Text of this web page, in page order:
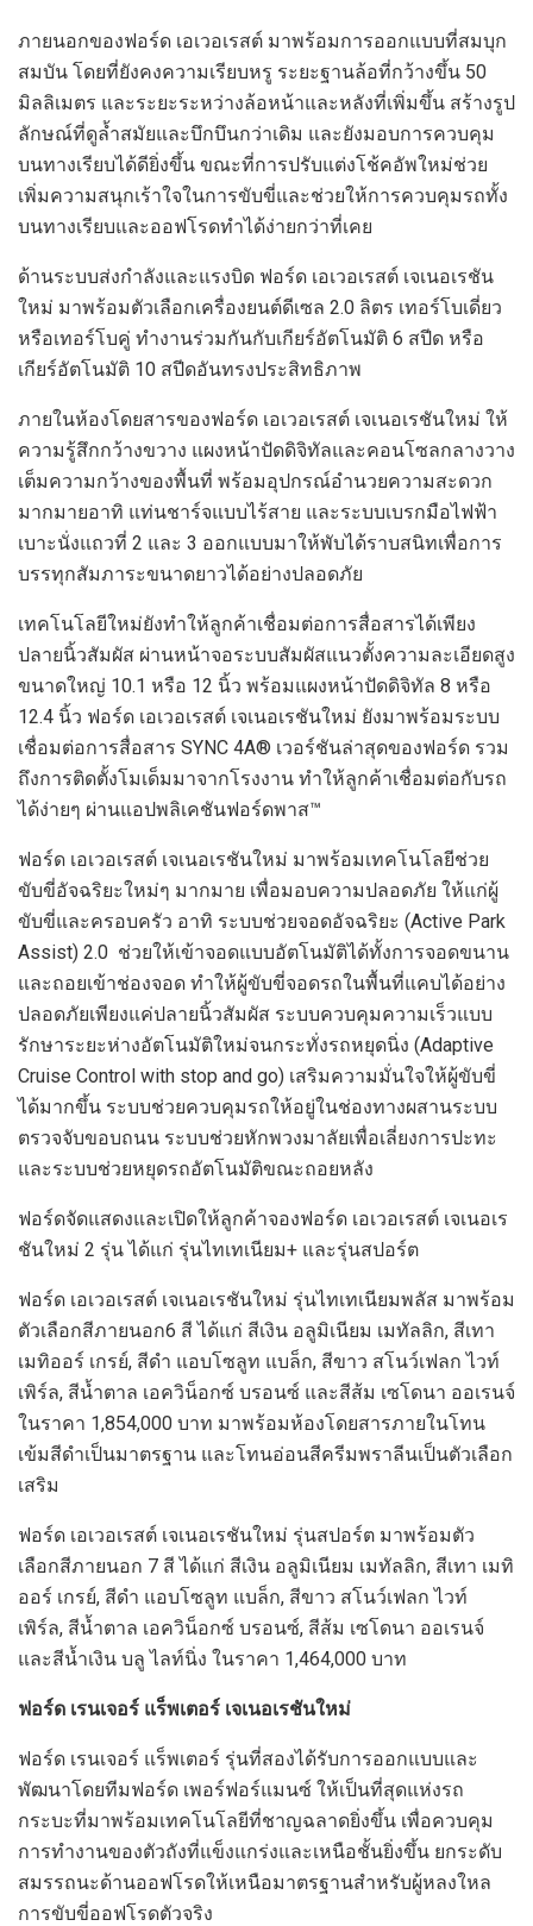
ภายนอกของฟอร์ด เอเวอเรสต์ มาพร้อมการออกแบบที่สมบุก
สมบัน โดยที่ยังคงความเรียบหรู ระยะฐานล้อที่กว้างขึ้น 50
มิลลิเมตร และระยะระหว่างล้อหน้าและหลังที่เพิ่มขึ้น สร้างรูป
ลักษณ์ที่ดูล้ำสมัยและบึกบึนกว่าเดิม และยังมอบการควบคุม
บนทางเรียบได้ดียิ่งขึ้น ขณะที่การปรับแต่งโช้คอัพใหม่ช่วย
เพิ่มความสนุกเร้าใจในการขับขี่และช่วยให้การควบคุมรถทั้ง
บนทางเรียบและออฟโรดทำได้ง่ายกว่าที่เคย
ด้านระบบส่งกำลังและแรงบิด ฟอร์ด เอเวอเรสต์ เจเนอเรชัน
ใหม่ มาพร้อมตัวเลือกเครื่องยนต์ดีเซล 2.0 ลิตร เทอร์โบเดี่ยว
หรือเทอร์โบคู่ ทำงานร่วมกันกับเกียร์อัตโนมัติ 6 สปีด หรือ
เกียร์อัตโนมัติ 10 สปีดอันทรงประสิทธิภาพ
ภายในห้องโดยสารของฟอร์ด เอเวอเรสต์ เจเนอเรชันใหม่ ให้
ความรู้สึกกว้างขวาง แผงหน้าปัดดิจิทัลและคอนโซลกลางวาง
เต็มความกว้างของพื้นที่ พร้อมอุปกรณ์อำนวยความสะดวก
มากมายอาทิ แท่นชาร์จแบบไร้สาย และระบบเบรกมือไฟฟ้า
เบาะนั่งแถวที่ 2 และ 3 ออกแบบมาให้พับได้ราบสนิทเพื่อการ
บรรทุกสัมภาระขนาดยาวได้อย่างปลอดภัย
เทคโนโลยีใหม่ยังทำให้ลูกค้าเชื่อมต่อการสื่อสารได้เพียง
ปลายนิ้วสัมผัส ผ่านหน้าจอระบบสัมผัสแนวตั้งความละเอียดสูง
ขนาดใหญ่ 10.1 หรือ 12 นิ้ว พร้อมแผงหน้าปัดดิจิทัล 8 หรือ
12.4 นิ้ว ฟอร์ด เอเวอเรสต์ เจเนอเรชันใหม่ ยังมาพร้อมระบบ
เชื่อมต่อการสื่อสาร SYNC 4A® เวอร์ชันล่าสุดของฟอร์ด รวม
ถึงการติดตั้งโมเด็มมาจากโรงงาน ทำให้ลูกค้าเชื่อมต่อกับรถ
ได้ง่ายๆ ผ่านแอปพลิเคชันฟอร์ดพาส™
ฟอร์ด เอเวอเรสต์ เจเนอเรชันใหม่ มาพร้อมเทคโนโลยีช่วย
ขับขี่อัจฉริยะใหม่ๆ มากมาย เพื่อมอบความปลอดภัย ให้แก่ผู้
ขับขี่และครอบครัว อาทิ ระบบช่วยจอดอัจฉริยะ (Active Park
Assist) 2.0 ช่วยให้เข้าจอดแบบอัตโนมัติได้ทั้งการจอดขนาน
และถอยเข้าช่องจอด ทำให้ผู้ขับขี่จอดรถในพื้นที่แคบได้อย่าง
ปลอดภัยเพียงแค่ปลายนิ้วสัมผัส ระบบควบคุมความเร็วแบบ
รักษาระยะห่างอัตโนมัติใหม่จนกระทั่งรถหยุดนิ่ง (Adaptive
Cruise Control with stop and go) เสริมความมั่นใจให้ผู้ขับขี่
ได้มากขึ้น ระบบช่วยควบคุมรถให้อยู่ในช่องทางผสานระบบ
ตรวจจับขอบถนน ระบบช่วยหักพวงมาลัยเพื่อเลี่ยงการปะทะ
และระบบช่วยหยุดรถอัตโนมัติขณะถอยหลัง
ฟอร์ดจัดแสดงและเปิดให้ลูกค้าจองฟอร์ด เอเวอเรสต์ เจเนอเร
ชันใหม่ 2 รุ่น ได้แก่ รุ่นไทเทเนียม+ และรุ่นสปอร์ต
ฟอร์ด เอเวอเรสต์ เจเนอเรชันใหม่ รุ่นไทเทเนียมพลัส มาพร้อม
ตัวเลือกสีภายนอก6 สี ได้แก่ สีเงิน อลูมิเนียม เมทัลลิก, สีเทา
เมทิออร์ เกรย์, สีดำ แอบโซลูท แบล็ก, สีขาว สโนว์เฟลก ไวท์
เพิร์ล, สีน้ำตาล เอควิน็อกซ์ บรอนซ์ และสีส้ม เซโดนา ออเรนจ์
ในราคา 1,854,000 บาท มาพร้อมห้องโดยสารภายในโทน
เข้มสีดำเป็นมาตรฐาน และโทนอ่อนสีครีมพราลีนเป็นตัวเลือก
เสริม
ฟอร์ด เอเวอเรสต์ เจเนอเรชันใหม่ รุ่นสปอร์ต มาพร้อมตัว
เลือกสีภายนอก 7 สี ได้แก่ สีเงิน อลูมิเนียม เมทัลลิก, สีเทา เมทิ
ออร์ เกรย์, สีดำ แอบโซลูท แบล็ก, สีขาว สโนว์เฟลก ไวท์
เพิร์ล, สีน้ำตาล เอควิน็อกซ์ บรอนซ์, สีส้ม เซโดนา ออเรนจ์
และสีน้ำเงิน บลู ไลท์นิ่ง ในราคา 1,464,000 บาท
ฟอร์ด เรนเจอร์ แร็พเตอร์ เจเนอเรชันใหม่
ฟอร์ด เรนเจอร์ แร็พเตอร์ รุ่นที่สองได้รับการออกแบบและ
พัฒนาโดยทีมฟอร์ด เพอร์ฟอร์แมนซ์ ให้เป็นที่สุดแห่งรถ
กระบะที่มาพร้อมเทคโนโลยีที่ชาญฉลาดยิ่งขึ้น เพื่อควบคุม
การทำงานของตัวถังที่แข็งแกร่งและเหนือชั้นยิ่งขึ้น ยกระดับ
สมรรถนะด้านออฟโรดให้เหนือมาตรฐานสำหรับผู้หลงใหล
การขับขี่ออฟโรดตัวจริง